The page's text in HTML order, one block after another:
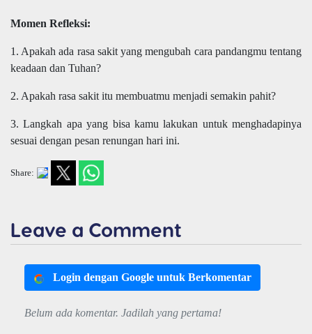
Momen Refleksi:
1. Apakah ada rasa sakit yang mengubah cara pandangmu tentang
keadaan dan Tuhan?
2. Apakah rasa sakit itu membuatmu menjadi semakin pahit?
3. Langkah apa yang bisa kamu lakukan untuk menghadapinya
sesuai dengan pesan renungan hari ini.
Share:
Leave a Comment
Login dengan Google untuk Berkomentar
Belum ada komentar. Jadilah yang pertama!